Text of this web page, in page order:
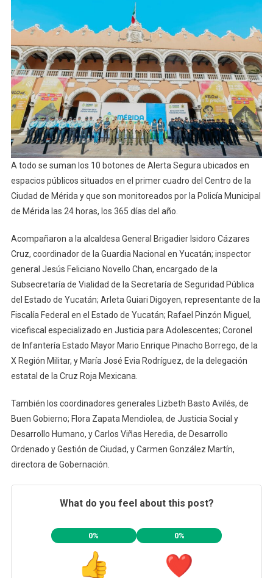
A todo se suman los 10 botones de Alerta Segura ubicados en
espacios públicos situados en el primer cuadro del Centro de la
Ciudad de Mérida y que son monitoreados por la Policía Municipal
de Mérida las 24 horas, los 365 días del año.
Acompañaron a la alcaldesa General Brigadier Isidoro Cázares
Cruz, coordinador de la Guardia Nacional en Yucatán; inspector
general Jesús Feliciano Novello Chan, encargado de la
Subsecretaría de Vialidad de la Secretaría de Seguridad Pública
del Estado de Yucatán; Arleta Guiari Digoyen, representante de la
Fiscalía Federal en el Estado de Yucatán; Rafael Pinzón Miguel,
vicefiscal especializado en Justicia para Adolescentes; Coronel
de Infantería Estado Mayor Mario Enrique Pinacho Borrego, de la
X Región Militar, y María José Evia Rodríguez, de la delegación
estatal de la Cruz Roja Mexicana.
También los coordinadores generales Lizbeth Basto Avilés, de
Buen Gobierno; Flora Zapata Mendiolea, de Justicia Social y
Desarrollo Humano, y Carlos Viñas Heredia, de Desarrollo
Ordenado y Gestión de Ciudad, y Carmen González Martín,
directora de Gobernación.
What do you feel about this post?
0% 0%